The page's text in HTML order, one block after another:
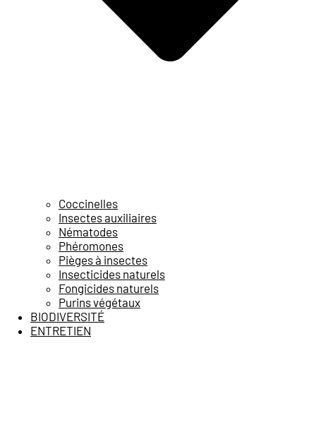
Coccinelles
Insectes auxiliaires
Nématodes
Phéromones
Pièges à insectes
Insecticides naturels
Fongicides naturels
Purins végétaux
BIODIVERSITÉ
ENTRETIEN